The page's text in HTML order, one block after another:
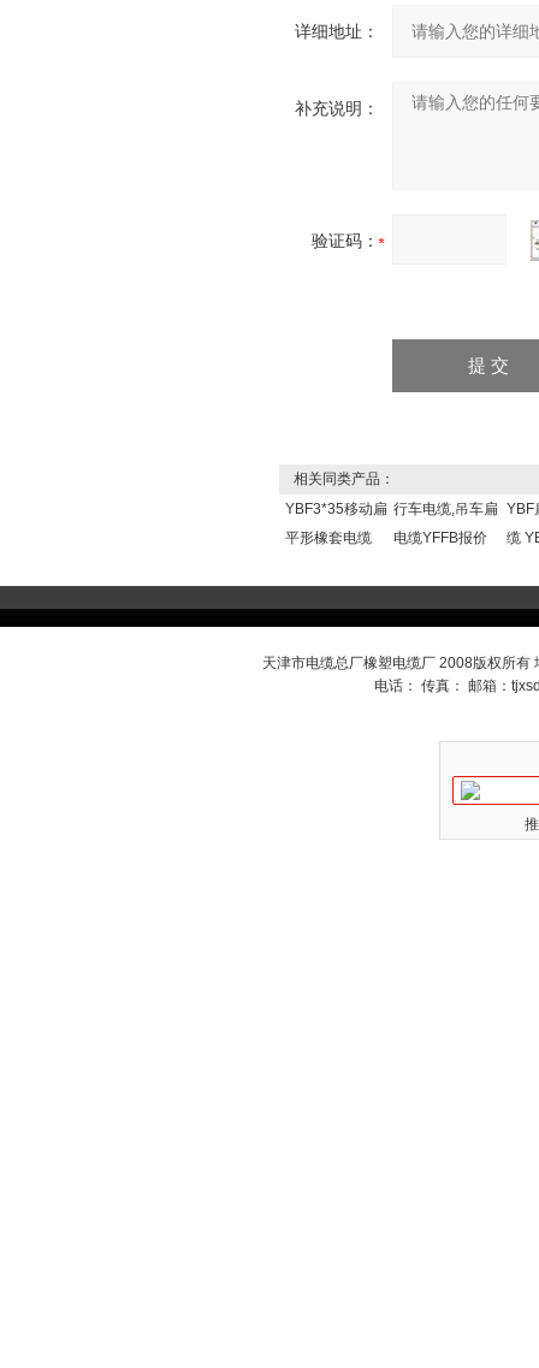
详细地址：
补充说明：
验证码：
相关同类产品：
YBF3*35移动扁
平形橡套电缆
行车电缆,吊车扁
电缆YFFB报价
YBF
缆
天津市电缆总厂橡塑电缆厂 2008版权所有
电话： 传真： 邮箱：